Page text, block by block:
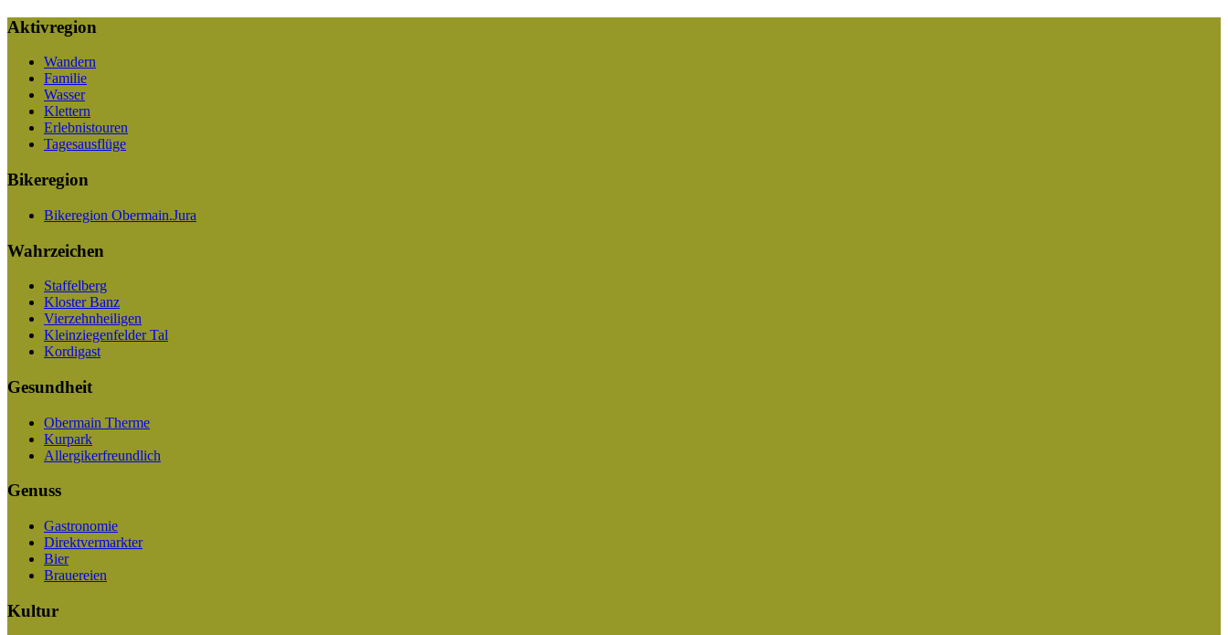
Aktivregion
Wandern
Familie
Wasser
Klettern
Erlebnistouren
Tagesausflüge
Bikeregion
Bikeregion Obermain.Jura
Wahrzeichen
Staffelberg
Kloster Banz
Vierzehnheiligen
Kleinziegenfelder Tal
Kordigast
Gesundheit
Obermain Therme
Kurpark
Allergikerfreundlich
Genuss
Gastronomie
Direktvermarkter
Bier
Brauereien
Kultur